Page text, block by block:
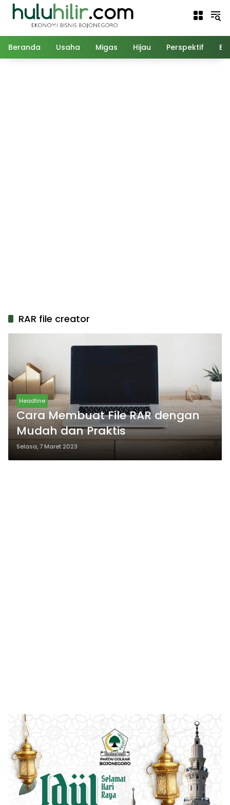
Langsung
Beranda Usaha Migas Hijau Perspektif
RAR file creator
Headline
Cara Membuat File RAR dengan
Mudah dan Praktis
Selasa, 7 Maret 2023